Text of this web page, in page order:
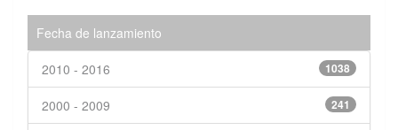
Fecha de lanzamiento
1038
2010 - 2016
241
2000 - 2009